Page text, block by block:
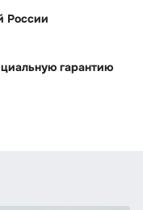
России
гарантию